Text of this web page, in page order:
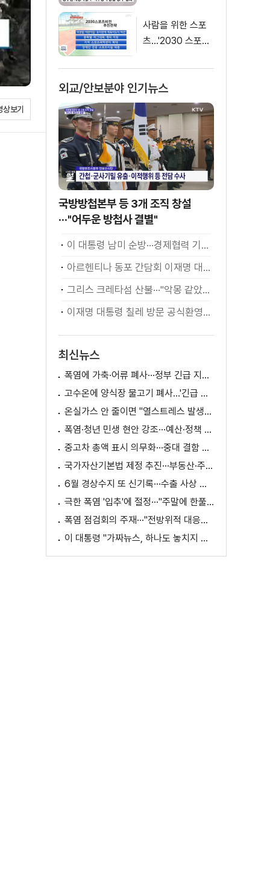
보기
사람을 위한 스포
츠…'2030 스포츠
외교/안보분야 인기뉴스
국방방첩본부 등 3개 조직 창설
···"어두운 방첩사 결별"
이 대통령 남미 순방···경제협력 기대 성과는?
아르헨티나 동포 간담회 이재명 대통령 모두발언
그리스 크레타섬 산불···"악몽 같았다" [월드 투데이]
이재명 대통령 칠레 방문 공식환영식
최신뉴스
폭염에 가축·어류 폐사···정부 긴급 지원책 마련
고수온에 양식장 물고기 폐사...'긴급 방류' 지원
온실가스 안 줄이면 "열스트레스 발생일 29배 증가"
폭염·청년 민생 현안 강조···예산·정책 방향 제시
중고차 총액 표시 의무화···중대 결함 시 '계약 해제'
국가자산기본법 제정 추진···부동산·주식 등 통합 관리
6월 경상수지 또 신기록···수출 사상 첫 1천억 달러
극한 폭염 '입추'에 절정···"주말에 한풀 꺾인다"
폭염 점검회의 주재···"전방위적 대응체계 가동"
이 대통령 "가짜뉴스, 하나도 놓치지 말고 바로잡아야"